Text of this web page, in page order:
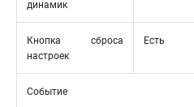
динамик
Кнопка сброса
настроек
Есть
Событие